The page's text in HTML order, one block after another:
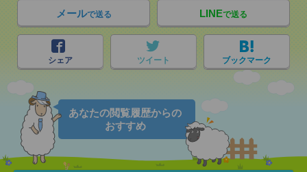
メールで送る LINEで送る
シェア ツイート ブックマーク
あなたの閲覧履歴からの
おすすめ